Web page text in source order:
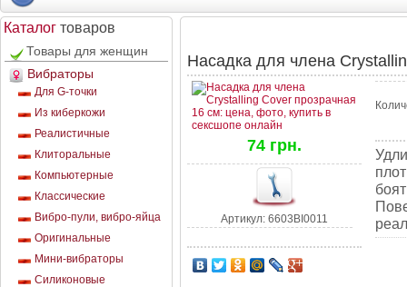
Каталог товаров
Товары для женщин
Вибраторы
Для G-точки
Из киберкожи
Реалистичные
Клиторальные
Компьютерные
Классические
Вибро-пули, вибро-яйца
Оригинальные
Мини-вибраторы
Силиконовые
Насадка для члена
74 грн.
Артикул: 6603BI0011